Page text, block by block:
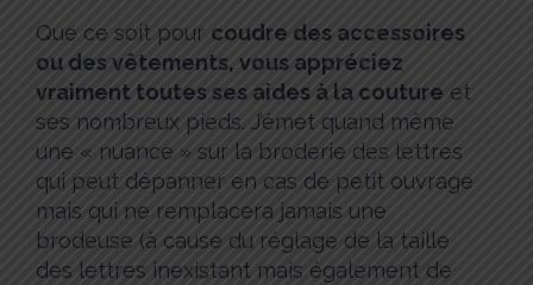
Que ce soit pour coudre des accessoires
ou des vêtements, vous appréciez
vraiment toutes ses aides à la couture et
ses nombreux pieds. J’émet quand même
une « nuance » sur la broderie des lettres
qui peut dépanner en cas de petit ouvrage
mais qui ne remplacera jamais une
brodeuse (à cause du réglage de la taille
des lettres inexistant mais également de